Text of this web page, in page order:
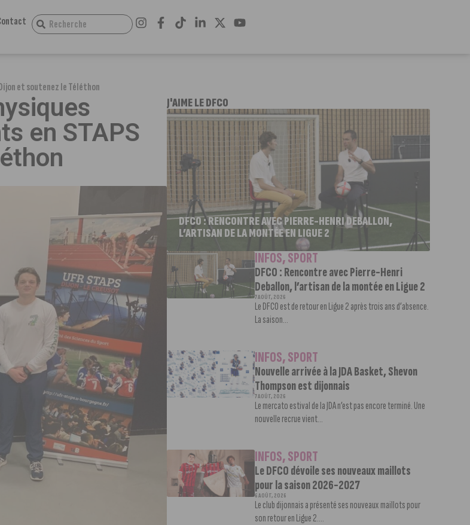
et soutenez le Téléthon
en STAPS
J'AIME LE DFCO
DFCO : RENCONTRE AVEC PIERRE-HENRI DEBALLON,
L’ARTISAN DE LA MONTÉE EN LIGUE 2
INFOS,SPORT
DFCO : Rencontre avec Pierre-Henri
Deballon, l’artisan de la montée en Ligue 2
7 AOÛT, 2026
Le DFCO est de retour en Ligue 2 après trois ans d’absence.
La saison...
INFOS,SPORT
Nouvelle arrivée à la JDA Basket, Shevon
Thompson est dijonnais
7 AOÛT, 2026
Le mercato estival de la JDA n’est pas encore terminé. Une
nouvelle recrue vient...
INFOS,SPORT
Le DFCO dévoile ses nouveaux maillots
pour la saison 2026-2027
6 AOÛT, 2026
Le club dijonnais a présenté ses nouveaux maillots pour
son retour en Ligue 2....